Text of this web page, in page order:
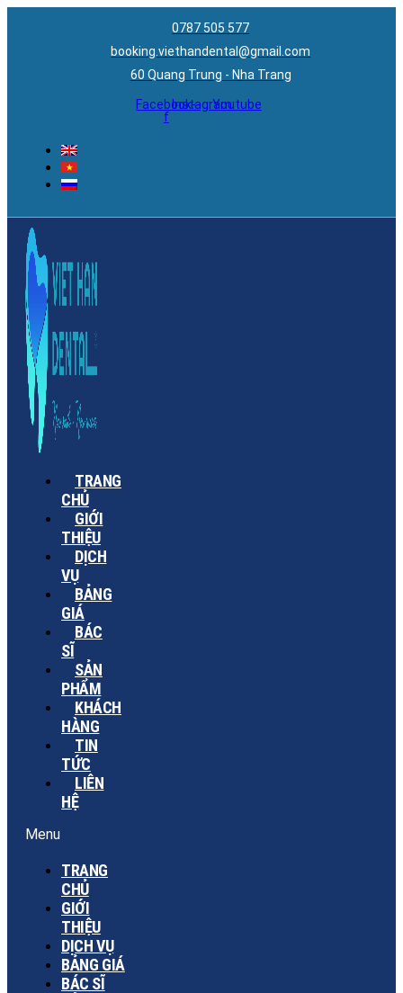
0787 505 577
booking.viethandental@gmail.com
60 Quang Trung - Nha Trang
Facebook-
f
InstagramYoutube
TRANG
CHỦ
GIỚI
THIỆU
DỊCH
VỤ
BẢNG
GIÁ
BÁC
SĨ
SẢN
PHẨM
KHÁCH
HÀNG
TIN
TỨC
LIÊN
HỆ
Menu
TRANG
CHỦ
GIỚI
THIỆU
DỊCH VỤ
BẢNG GIÁ
BÁC SĨ